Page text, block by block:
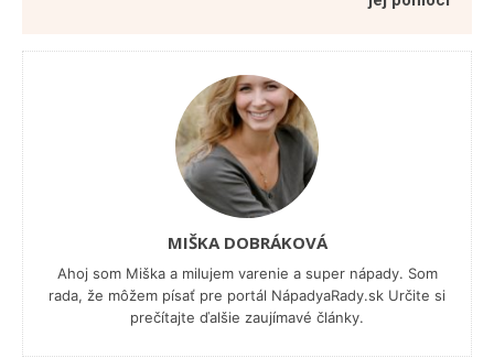
MIŠKA DOBRÁKOVÁ
Ahoj som Miška a milujem varenie a super nápady. Som
rada, že môžem písať pre portál NápadyaRady.sk Určite si
prečítajte ďalšie zaujímavé články.